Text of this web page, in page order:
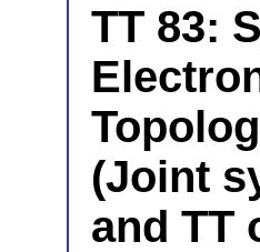
TT 83:
(Joint
and TT